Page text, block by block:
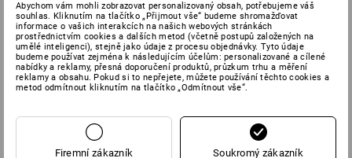
Abychom vám mohli zobrazovat personalizovaný obsah, potřebujeme váš
souhlas. Kliknutím na tlačítko „Přijmout vše“ budeme shromažďovat
informace o vašich interakcích na našich webových stránkách
prostřednictvím cookies a dalších metod (včetně postupů založených na
umělé inteligenci), stejně jako údaje z procesu objednávky. Tyto údaje
budeme používat zejména k následujícím účelům: personalizované a cílené
nabídky a reklamy, přesná doporučení produktů, průzkum trhu a měření
reklamy a obsahu. Pokud si to nepřejete, můžete používání těchto cookies a
metod odmítnout kliknutím na tlačítko „Odmítnout vše“.
Firemní zákazník Soukromý zákazník